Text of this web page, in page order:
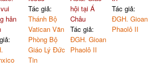
hân
Tác giả:
Thánh Bộ
Vatican Văn
Phòng Bộ
Giáo Lý Đức
Tin
hội tại Á
Châu
Tác giả:
ĐGH. Gioan
Phaolô II
Tác giả:
ĐGH. Gioan
Phaolô II